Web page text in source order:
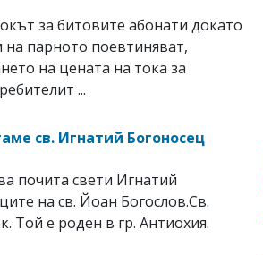
за битовите абонати докато
на парното поевтиняват,
на цената на тока за
...
св. Игнатий Богоносец
почита свети Игнатий
на св. Йоан Богослов.Св.
Той е роден в гр. Антиохия.